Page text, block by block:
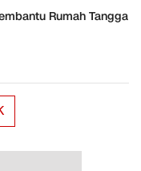
Rumah Tangga